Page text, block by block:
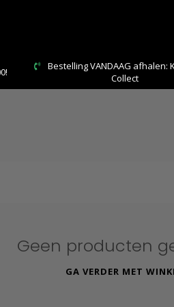
Bestelling VANDAAG afhalen:
Collect
Geen producten
GA VERDER MET